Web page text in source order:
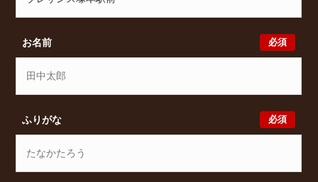
ンライン相談も受け付けております。また、希望の条
貸物件をご提案いたします。
必須
お名前
必須
ふりがな